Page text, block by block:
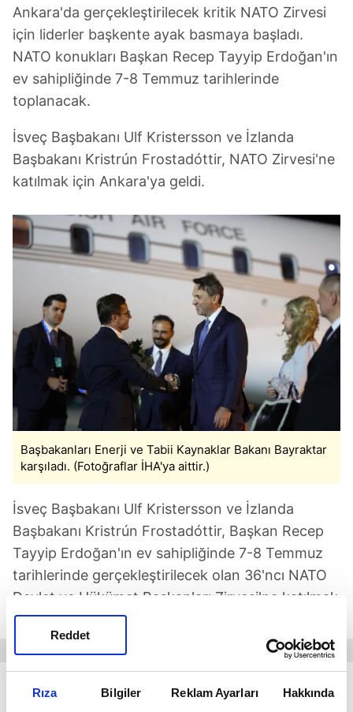
Rıza Bilgiler Reklam Ayarları Hakkında
Reddet
Ankara'da gerçekleştirilecek kritik NATO Zirvesi
için liderler başkente ayak basmaya başladı.
NATO konukları Başkan Recep Tayyip Erdoğan'ın
ev sahipliğinde 7-8 Temmuz tarihlerinde
toplanacak.
İsveç Başbakanı Ulf Kristersson ve İzlanda
Başbakanı Kristrún Frostadóttir, NATO Zirvesi'ne
katılmak için Ankara'ya geldi.
Başbakanları Enerji ve Tabii Kaynaklar Bakanı Bayraktar
karşıladı. (Fotoğraflar İHA'ya aittir.)
İsveç Başbakanı Ulf Kristersson ve İzlanda
Başbakanı Kristrún Frostadóttir, Başkan Recep
Tayyip Erdoğan'ın ev sahipliğinde 7-8 Temmuz
tarihlerinde gerçekleştirilecek olan 36'ncı NATO
Devlet ve Hükümet Başkanları Zirvesi'ne katılmak
için Ankara'ya geldi.